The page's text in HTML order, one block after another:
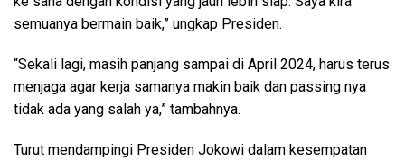
semuanya bermain baik,” ungkap Presiden.
“Sekali lagi, masih panjang sampai di April 2024, harus terus
menjaga agar kerja samanya makin baik dan passing nya
tidak ada yang salah ya,” tambahnya.
Turut mendampingi Presiden Jokowi dalam kesempatan